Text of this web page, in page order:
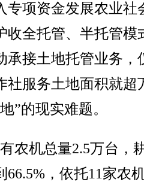
专项资金发展农业社
收全托管、半托管模
承接土地托管业务，
社服务土地面积就超
”的现实难题。
机总量2.5万台，
66.5%，依托11家农